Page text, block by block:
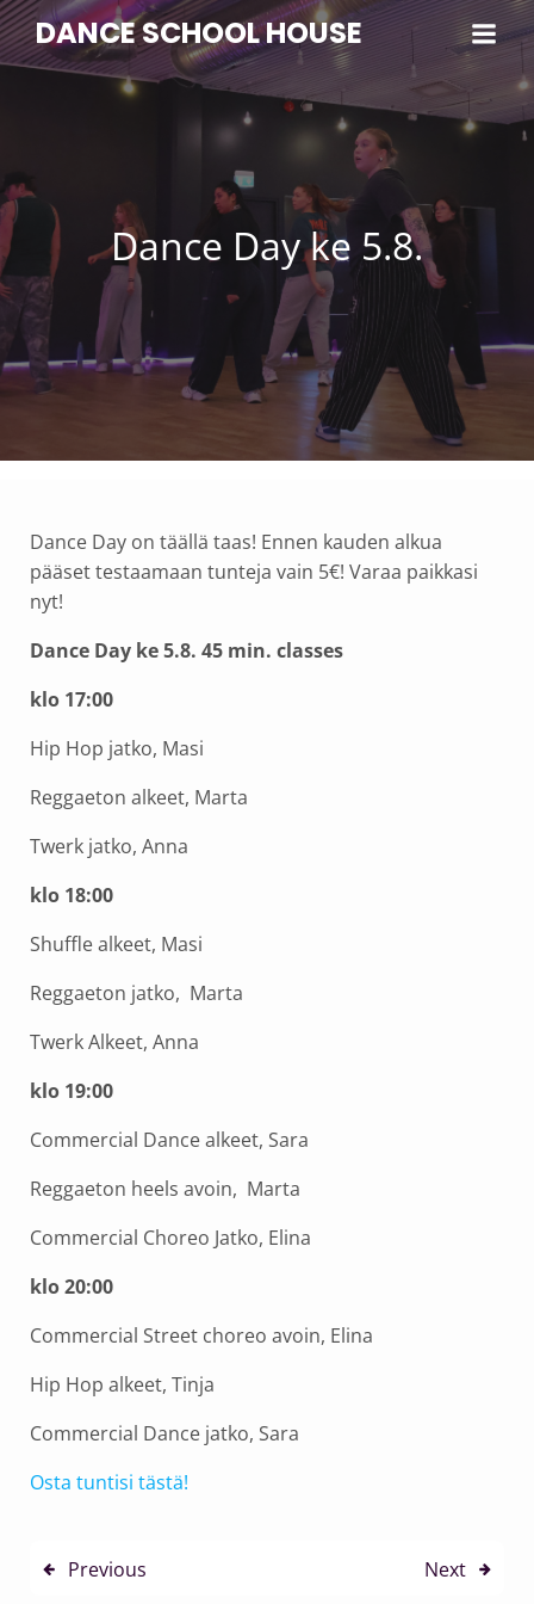
DANCE SCHOOL HOUSE
Dance Day ke 5.8.
Dance Day on täällä taas! Ennen kauden alkua
pääset testaamaan tunteja vain 5€! Varaa paikkasi
nyt!
Dance Day ke 5.8. 45 min. classes
klo 17:00
Hip Hop jatko, Masi
Reggaeton alkeet, Marta
Twerk jatko, Anna
klo 18:00
Shuffle alkeet, Masi
Reggaeton jatko, Marta
Twerk Alkeet, Anna
klo 19:00
Commercial Dance alkeet, Sara
Reggaeton heels avoin, Marta
Commercial Choreo Jatko, Elina
klo 20:00
Commercial Street choreo avoin, Elina
Hip Hop alkeet, Tinja
Commercial Dance jatko, Sara
Osta tuntisi tästä!
Previous Next